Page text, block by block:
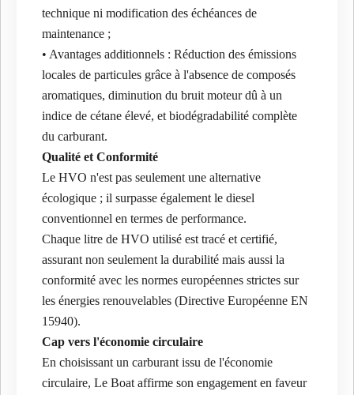
technique ni modification des échéances de
maintenance ;
• Avantages additionnels : Réduction des émissions
locales de particules grâce à l'absence de composés
aromatiques, diminution du bruit moteur dû à un
indice de cétane élevé, et biodégradabilité complète
du carburant.
Qualité et Conformité
Le HVO n'est pas seulement une alternative
écologique ; il surpasse également le diesel
conventionnel en termes de performance.
Chaque litre de HVO utilisé est tracé et certifié,
assurant non seulement la durabilité mais aussi la
conformité avec les normes européennes strictes sur
les énergies renouvelables (Directive Européenne EN
15940).
Cap vers l'économie circulaire
En choisissant un carburant issu de l'économie
circulaire, Le Boat affirme son engagement en faveur